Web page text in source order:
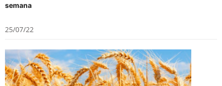
semana
25/07/22